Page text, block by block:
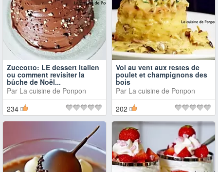
Zuccotto: LE dessert italien
ou comment revisiter la
bûche de Noël...
Par La cuisine de Ponpon
234
Vol au vent aux restes de
poulet et champignons des
bois
Par La cuisine de Ponpon
202